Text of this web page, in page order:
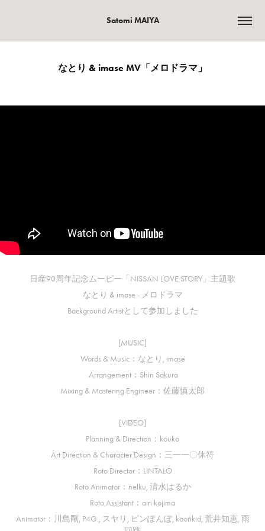
Satomi MAIYA
なとり & imase MV「メロドラマ」
日産90周年記念ムービー「NISSAN LOVE STORY」主題歌
なとり & imase - メロドラマ
Background Artistとして参加しました
[MUSIC]
Words & Music：なとり, imase
Arrangement：Shin Sakura
Mixing & Mastering Engineer：佐藤慎太郎
[VIDEO]
Planning & Direction：kouko
Art Direction & Character Design：三一一〇休符
Roto Director：LINTALO
Roto Animator：nelku, 清水はるか
Roto Assistant：airi kojima
Animator：川島剛, P4G., スヤリ, ピンぽんぽ, kaorikid, 荒井知恵, 雨